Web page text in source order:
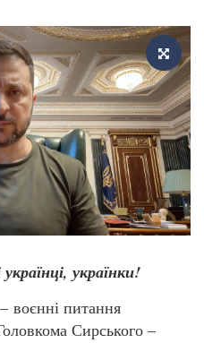
українки!
воєнні питання
Сирського –